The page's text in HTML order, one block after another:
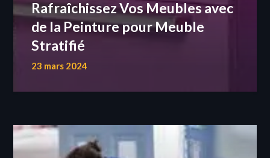
Rafraîchissez Vos Meubles avec
de la Peinture pour Meuble
Stratifié
23 mars 2024